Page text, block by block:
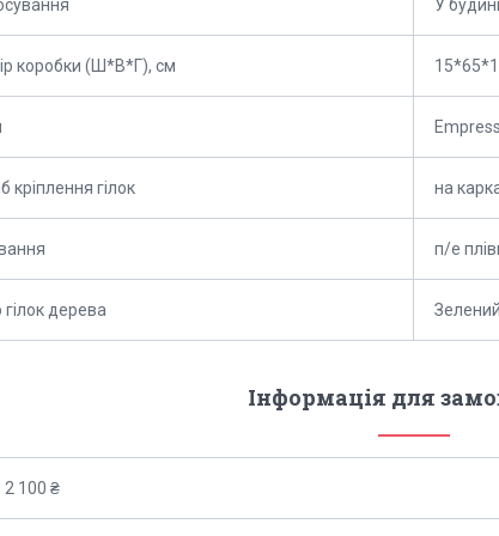
У
коробки (Ш*В*Г), см
Empress
кріплення гілок на
п/е
гілок дерева Зелений
Інформація для
2 100 ₴